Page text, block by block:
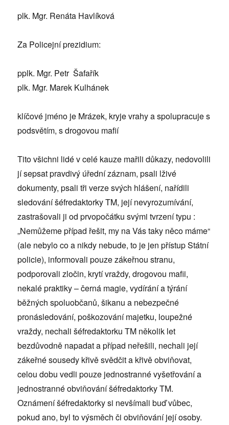
plk. Mgr. Renáta Havlíková
Za Policejní prezidium:
pplk. Mgr. Petr Šafařík
plk. Mgr. Marek Kulhánek
klíčové jméno je Mrázek, kryje vrahy a spolupracuje s
podsvětím, s drogovou mafií
Tito všichni lidé v celé kauze mařili důkazy, nedovolili
jí sepsat pravdivý úřední záznam, psali lživé
dokumenty, psali tři verze svých hlášení, nařídili
sledování šéfredaktorky TM, její nevyrozumívání,
zastrašovali ji od prvopočátku svými tvrzení typu :
„Nemůžeme případ řešit, my na Vás taky něco máme“
(ale nebylo co a nikdy nebude, to je jen přístup Státní
policie), informovali pouze zákeřnou stranu,
podporovali zločin, krytí vraždy, drogovou mafii,
nekalé praktiky – černá magie, vydírání a týrání
běžných spoluobčanů, šikanu a nebezpečné
pronásledování, poškozování majetku, loupežné
vraždy, nechali šéfredaktorku TM několik let
bezdůvodně napadat a případ neřešili, nechali její
zákeřné sousedy křivě svědčit a křivě obviňovat,
celou dobu vedli pouze jednostranné vyšetřování a
jednostranné obviňování šéfredaktorky TM.
Oznámení šéfredaktorky si nevšímali buď vůbec,
pokud ano, byl to výsměch či obviňování její osoby.